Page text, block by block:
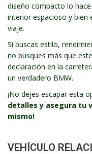
diseño compacto lo
interior espacioso y bien
viaje.
Si buscas estilo,
no busques más que
declaración en la
un verdadero BMW.
¡No dejes escapar esta
detalles y asegura tu
mismo!
VEHÍCULO